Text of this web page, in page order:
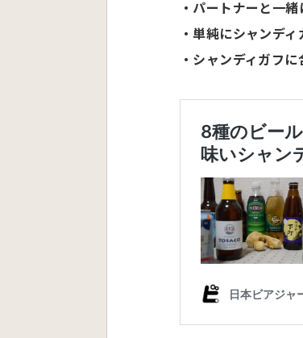
・パートナーと一
・単純にシャンデ
・シャンディガフ